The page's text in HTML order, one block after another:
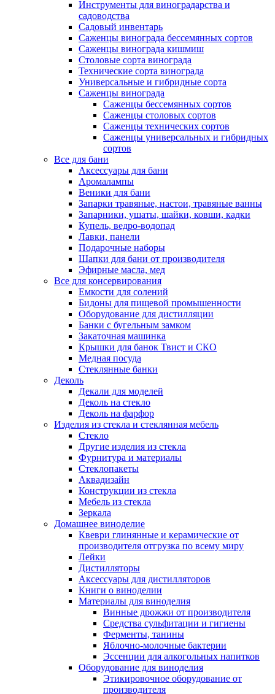
Инструменты для виноградарства и
садоводства
Садовый инвентарь
Саженцы винограда бессемянных сортов
Саженцы винограда кишмиш
Столовые сорта винограда
Технические сорта винограда
Универсальные и гибридные сорта
Саженцы винограда
Саженцы бессемянных сортов
Саженцы столовых сортов
Саженцы технических сортов
Саженцы универсальных и гибридных
сортов
Все для бани
Аксессуары для бани
Аромалампы
Веники для бани
Запарки травяные, настои, травяные ванны
Запарники, ушаты, шайки, ковши, кадки
Купель, ведро-водопад
Лавки, панели
Подарочные наборы
Шапки для бани от производителя
Эфирные масла, мед
Все для консервирования
Емкости для солений
Бидоны для пищевой промышенности
Оборудование для дистилляции
Банки с бугельным замком
Закаточная машинка
Крышки для банок Твист и СКО
Медная посуда
Стеклянные банки
Деколь
Декали для моделей
Деколь на стекло
Деколь на фарфор
Изделия из стекла и стеклянная мебель
Стекло
Другие изделия из стекла
Фурнитура и материалы
Стеклопакеты
Аквадизайн
Конструкции из стекла
Мебель из стекла
Зеркала
Домашнее виноделие
Квеври глинянные и керамические от
производителя отгрузка по всему миру
Лейки
Дистилляторы
Аксессуары для дистилляторов
Книги о виноделии
Материалы для виноделия
Винные дрожжи от производителя
Средства сульфитации и гигиены
Ферменты, танины
Яблочно-молочные бактерии
Эссенции для алкогольных напитков
Оборудование для виноделия
Этикировочное оборудование от
производителя